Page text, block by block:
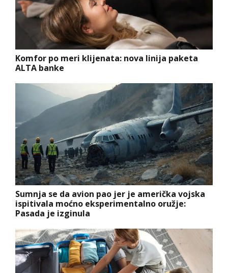
Komfor po meri klijenata: nova linija paketa
ALTA banke
Sumnja se da avion pao jer je američka vojska
ispitivala moćno eksperimentalno oružje:
Pasada je izginula